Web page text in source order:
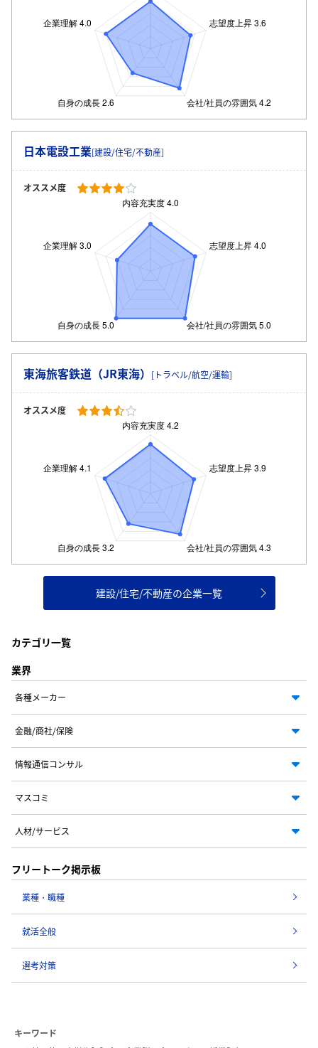
日本電設工業[建設/住宅/不動産]
オススメ度
東海旅客鉄道（JR東海） [トラベル/航空/運輸]
オススメ度
建設/住宅/不動産の企業一覧
カテゴリ一覧
業界
各種メーカー
金融/商社/保険
情報通信コンサル
マスコミ
人材/サービス
フリートーク掲示板
業種・職種
就活全般
選考対策
キーワード
ログイン・会員登録